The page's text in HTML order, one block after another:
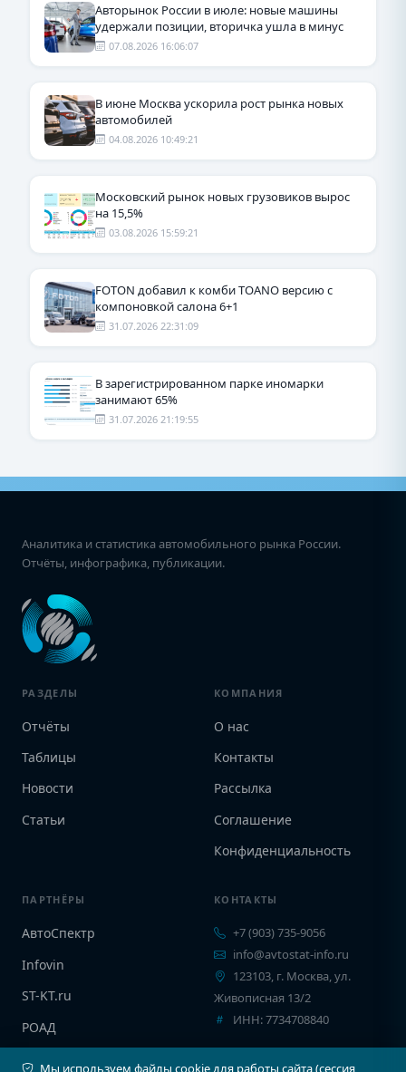
Авторынок России в июле: новые машины
удержали позиции, вторичка ушла в минус
07.08.2026 16:06:07
В июне Москва ускорила рост рынка новых
автомобилей
04.08.2026 10:49:21
Московский рынок новых грузовиков вырос
на 15,5%
03.08.2026 15:59:21
FOTON добавил к комби TOANO версию с
компоновкой салона 6+1
31.07.2026 22:31:09
В зарегистрированном парке иномарки
занимают 65%
31.07.2026 21:19:55
Аналитика и статистика автомобильного рынка России.
Отчёты, инфографика, публикации.
РАЗДЕЛЫ
Отчёты
Таблицы
Новости
Статьи
КОМПАНИЯ
О нас
Контакты
Рассылка
Соглашение
Конфиденциальность
ПАРТНЁРЫ
АвтоСпектр
Infovin
ST-KT.ru
РОАД
КОНТАКТЫ
+7 (903) 735-9056
info@avtostat-info.ru
123103, г. Москва, ул.
Живописная 13/2
ИНН: 7734708840
Мы используем файлы cookie для работы сайта (сессия,